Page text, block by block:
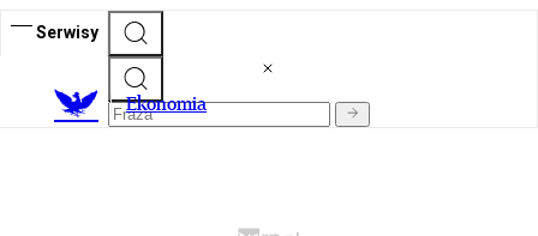
Serwisy
Ekonomia